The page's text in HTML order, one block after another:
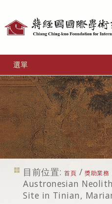
選單
目前位置: 首頁 /獎助業務
Austronesian
Site in Tinian,